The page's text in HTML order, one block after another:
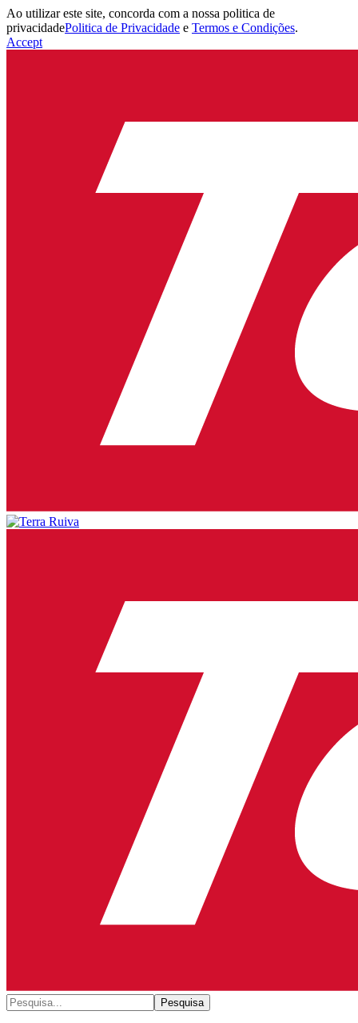
Ao utilizar este site, concorda com a nossa politica de
privacidadePolitica de Privacidade e Termos e Condições.
Accept